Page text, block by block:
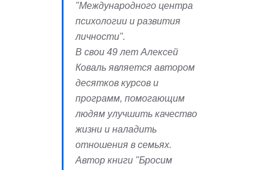
"Международного центра
психологии и развития
личности".
В свои 49 лет Алексей
Коваль является автором
десятков курсов и
программ, помогающим
людям улучшить качество
жизни и наладить
отношения в семьях.
Автор книги "Бросим